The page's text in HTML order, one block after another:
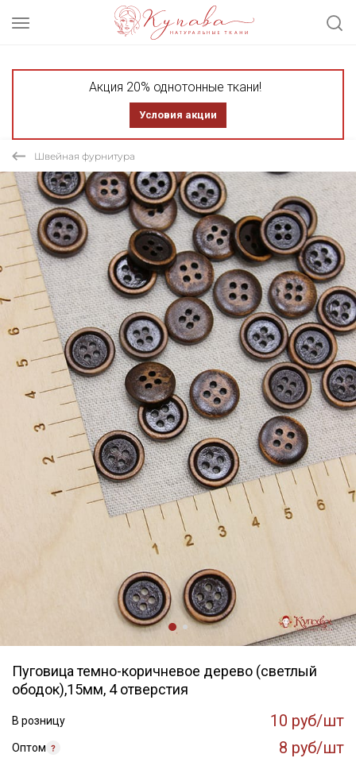
Акция 20% однотонные ткани!
Условия акции
Швейная фурнитура
Пуговица темно-коричневое дерево (светлый
ободок),15мм, 4 отверстия
В розницу 10 руб/шт
Оптом 8 руб/шт